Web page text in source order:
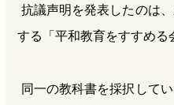
抗議声明を発表したのは
する「平和教育をすすめる
同一の教科書を採択して